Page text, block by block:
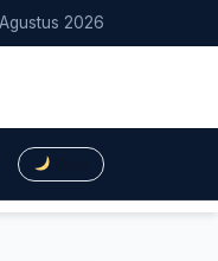
PLN UPK Timor dan
2026
HUKUMLIPUTAN